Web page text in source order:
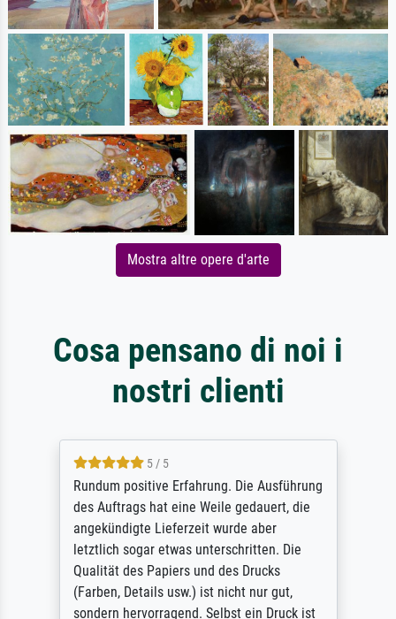
Mostra altre opere d'arte
Cosa pensano di noi i
nostri clienti
5 / 5
Rundum positive Erfahrung. Die Ausführung
des Auftrags hat eine Weile gedauert, die
angekündigte Lieferzeit wurde aber
letztlich sogar etwas unterschritten. Die
Qualität des Papiers und des Drucks
(Farben, Details usw.) ist nicht nur gut,
sondern hervorragend. Selbst ein Druck ist